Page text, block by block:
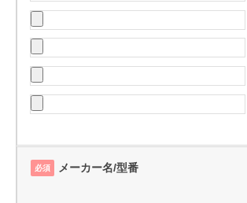
必須 メーカー名/型番